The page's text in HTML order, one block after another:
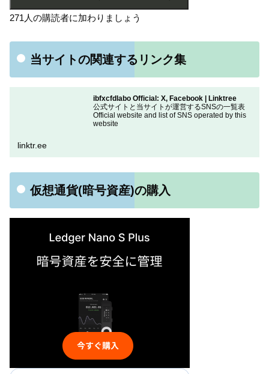
271人の購読者に加わりましょう
当サイトの関連するリンク集
ibfxcfdlabo Official: X, Facebook | Linktree
公式サイトと当サイトが運営するSNSの一覧表
Official website and list of SNS operated by this
website
linktr.ee
仮想通貨(暗号資産)の購入